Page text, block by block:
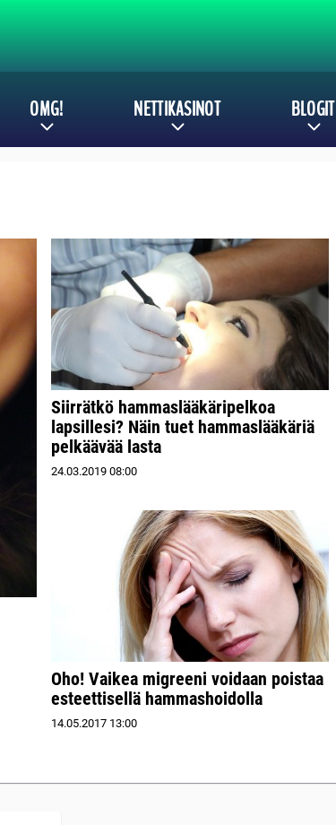
OMG! NETTIKASINOT BLOGIT
Siirrätkö hammaslääkäripelkoa
lapsillesi? Näin tuet hammaslääkäriä
pelkäävää lasta
24.03.2019 08:00
Oho! Vaikea migreeni voidaan poistaa
esteettisellä hammashoidolla
14.05.2017 13:00